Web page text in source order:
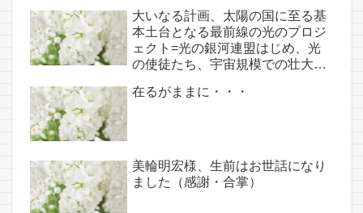
大いなる計画、太陽の国に至る基
本土台となる最前線の光のプロジ
ェクト=光の銀河連盟はじめ、光
の使徒たち、宇宙規模での壮大な
(6/26・28追記あり）
在るがままに・・・
美輪明宏様、生前はお世話になり
ました（感謝・合掌）